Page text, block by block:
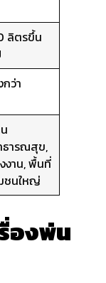
ลิตรขึ้น
ว่า
ธารณสุข,
งาน, พื้นที่
ชนใหญ่
องพ่น